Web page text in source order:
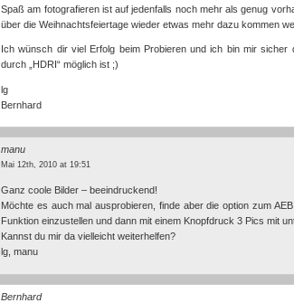
Spaß am fotografieren ist auf jedenfalls noch mehr als genug
über die Weihnachtsfeiertage wieder etwas mehr dazu kommen
Ich wünsch dir viel Erfolg beim Probieren und ich bin mir
durch „HDRI“ möglich ist ;)
lg
Bernhard
manu
Mai 12th, 2010 at 19:51
Ganz coole Bilder – beeindruckend!
Möchte es auch mal ausprobieren, finde aber die option zum
Funktion einzustellen und dann mit einem Knopfdruck 3 Pics mit
Kannst du mir da vielleicht weiterhelfen?
lg, manu
Bernhard